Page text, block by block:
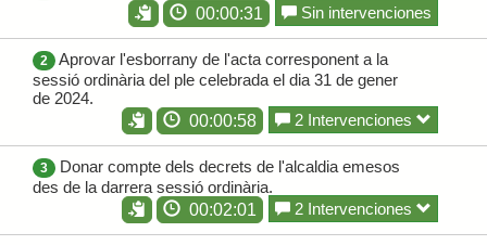
00:00:31
Sin intervenciones
2
Aprovar l'esborrany de l'acta corresponent a la
sessió ordinària del ple celebrada el dia 31 de gener
de 2024.
00:00:58
2 Intervenciones
3
Donar compte dels decrets de l'alcaldia emesos
des de la darrera sessió ordinària.
00:02:01
2 Intervenciones